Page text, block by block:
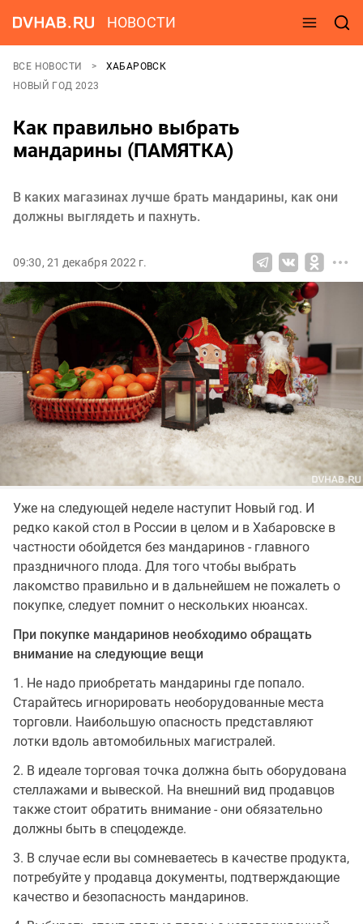
НОВОСТИ
ВСЕ НОВОСТИ
ХАБАРОВСК
НОВЫЙ ГОД 2023
Как правильно выбрать
мандарины (ПАМЯТКА)
В каких магазинах лучше брать мандарины, как они
должны выглядеть и пахнуть.
09:30, 21 декабря 2022 г.
Уже на следующей неделе наступит Новый год. И
редко какой стол в России в целом и в Хабаровске в
частности обойдется без мандаринов - главного
праздничного плода. Для того чтобы выбрать
лакомство правильно и в дальнейшем не пожалеть о
покупке, следует помнит о нескольких нюансах.
При покупке мандаринов необходимо обращать
внимание на следующие вещи
1. Не надо приобретать мандарины где попало.
Старайтесь игнорировать необорудованные места
торговли. Наибольшую опасность представляют
лотки вдоль автомобильных магистралей.
2. В идеале торговая точка должна быть оборудована
стеллажами и вывеской. На внешний вид продавцов
также стоит обратить внимание - они обязательно
должны быть в спецодежде.
3. В случае если вы сомневаетесь в качестве продукта,
потребуйте у продавца документы, подтверждающие
качество и безопасность мандаринов.